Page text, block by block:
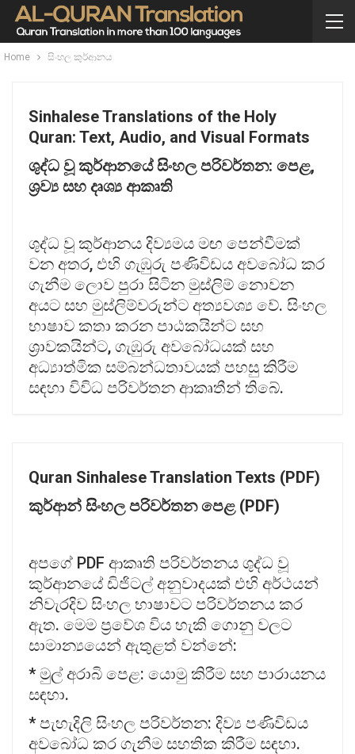
Home සිංහල කුර්ආනය
Sinhalese Translations of the Holy
Quran: Text, Audio, and Visual Formats
ශුද්ධ වූකුර්ආනයේසිංහලපරිවර්තන: පෙළ,
ශ්‍රව්‍ සහ දෘශ්‍ ආකෘති
ශුද්ධ වූ කුර්ආනය දිව්‍යමය මඟ පෙන්වීමක්
වන අතර, එහි ගැඹුරු පණිවිඩය අවබෝධ කර
ගැනීම ලොව පුරා සිටින මුස්ලිම් නොවන
අයට සහ මුස්ලිම්වරුන්ට අත්‍යවශ්‍ය වේ. සිංහල
භාෂාව කතා කරන පාඨකයින්ට සහ
ශ්‍රාවකයින්ට, ගැඹුරු අවබෝධයක් සහ
අධ්‍යාත්මික සම්බන්ධතාවයක් පහසු කිරීම
සඳහා විවිධ පරිවර්තන ආකෘතීන් තිබේ.
Quran Sinhalese Translation Texts (PDF)
කුර්ආන් සිංහලපරිවර්තනපෙළ (PDF)
අපගේ PDF ආකෘති පරිවර්තනය ශුද්ධ වූ
කුර්ආනයේ ඩිජිටල් අනුවාදයක් එහි අර්ථයන්
නිවැරදිව සිංහල භාෂාවට පරිවර්තනය කර
ඇත. මෙම ප්‍රවේශ විය හැකි ගොනු වලට
සාමාන්‍යයෙන් ඇතුළත් වන්නේ:
* මුල් අරාබි පෙළ: යොමු කිරීම සහ පාරායනය
සඳහා.
* පැහැදිලි සිංහල පරිවර්තන: දිව්‍ය පණිවිඩය
අවබෝධ කර ගැනීම සහතික කිරීම සඳහා.